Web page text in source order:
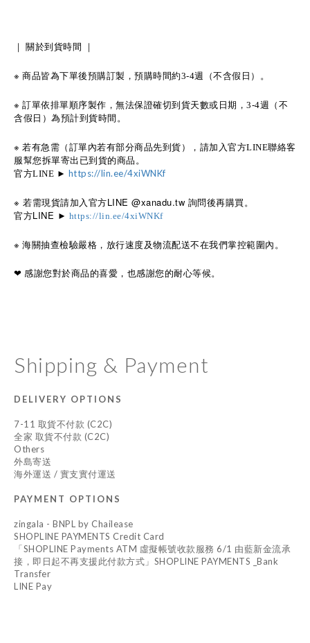
｜ 關於到貨時間 ｜
※ 商品皆為下單後預購訂製，預購時間約3-4週（不含假日）。
※ 訂單依排單順序製作，無法保證確切到貨天數或日期， 3-4週（不
含假日）為預計到貨時間。
※ 若有急需（訂單內若有部分商品先到貨），請加入官方LINE聯絡客
服幫您拆單寄出已到貨的商品。
官方LINE ► https://lin.ee/4xiWNKf
※ 若需現貨請加入官方LINE @xanadu.tw 詢問後再購買。
官方LINE ► https://lin.ee/4xiWNKf
※ 海關抽查檢驗嚴格，放行速度及物流配送不在我們掌控範圍內。
❤︎ 感謝您對於商品的喜愛，也感謝您的耐心等候。
Shipping & Payment
DELIVERY OPTIONS
7-11 取貨不付款 (C2C)
全家 取貨不付款 (C2C)
Others
外島寄送
海外運送 / 實支實付運送
PAYMENT OPTIONS
zingala - BNPL by Chailease
SHOPLINE PAYMENTS Credit Card
「SHOPLINE Payments ATM 虛擬帳號收款服務 6/1 由藍新金流承
接，即日起不再支援此付款方式」SHOPLINE PAYMENTS _Bank
Transfer
LINE Pay